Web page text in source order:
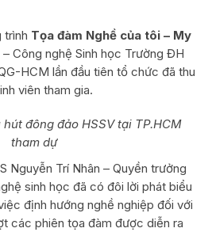
trình Tọa đàm Nghề của tôi – My
Công nghệ Sinh học Trường ĐH
HCM lần đầu tiên tổ chức đã thu
viên tham gia.
đông đảo HSSV tại TP.HCM
tham dự
Nguyễn Trí Nhân – Quyền trưởng
sinh học đã có đôi lời phát biểu
định hướng nghề nghiệp đối với
các phiên tọa đàm được diễn ra